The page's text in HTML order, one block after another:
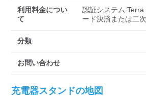
利用料金につい
て
認証システム
分類
お問い合わせ
充電器スタンドの地図